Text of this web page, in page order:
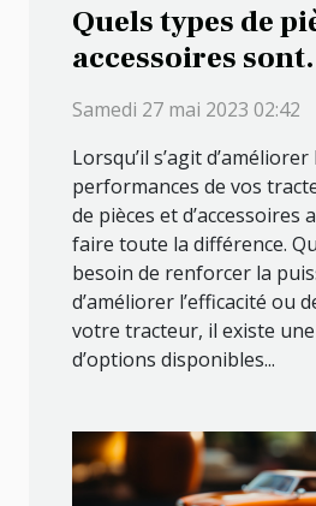
Quels types de
accessoires sont
disponibles pour
les performances
machines
Samedi 27 mai 2023 02:42
Lorsqu’il s’agit d’améliorer
performances de vos
de pièces et d’accessoires
faire toute la différence.
besoin de renforcer la
d’améliorer l’efficacité ou
votre tracteur, il existe
d’options disponibles...